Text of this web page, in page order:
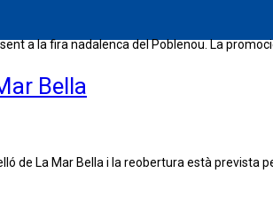
a la fira nadalenca del Poblenou. La
Bella
de La Mar Bella i la reobertura està prevista